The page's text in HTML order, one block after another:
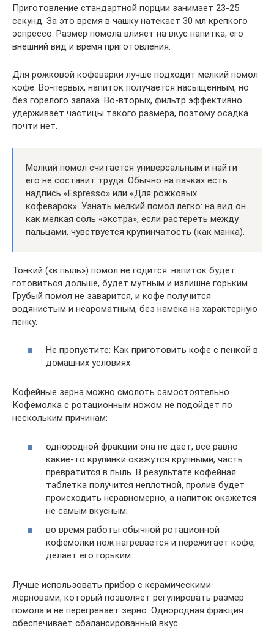
Приготовление стандартной порции занимает 23-25
секунд. За это время в чашку натекает 30 мл крепкого
эспрессо. Размер помола влияет на вкус напитка, его
внешний вид и время приготовления.
Для рожковой кофеварки лучше подходит мелкий помол
кофе. Во-первых, напиток получается насыщенным, но
без горелого запаха. Во-вторых, фильтр эффективно
удерживает частицы такого размера, поэтому осадка
почти нет.
Мелкий помол считается универсальным и найти
его не составит труда. Обычно на пачках есть
надпись «Espresso» или «Для рожковых
кофеварок». Узнать мелкий помол легко: на вид он
как мелкая соль «экстра», если растереть между
пальцами, чувствуется крупинчатость (как манка).
Тонкий («в пыль») помол не годится: напиток будет
готовиться дольше, будет мутным и излишне горьким.
Грубый помол не заварится, и кофе получится
водянистым и неароматным, без намека на характерную
пенку.
Не пропустите: Как приготовить кофе с пенкой в
домашних условиях
Кофейные зерна можно смолоть самостоятельно.
Кофемолка с ротационным ножом не подойдет по
нескольким причинам:
однородной фракции она не дает, все равно
какие-то крупинки окажутся крупными, часть
превратится в пыль. В результате кофейная
таблетка получится неплотной, пролив будет
происходить неравномерно, а напиток окажется
не самым вкусным;
во время работы обычной ротационной
кофемолки нож нагревается и пережигает кофе,
делает его горьким.
Лучше использовать прибор с керамическими
жерновами, который позволяет регулировать размер
помола и не перегревает зерно. Однородная фракция
обеспечивает сбалансированный вкус.